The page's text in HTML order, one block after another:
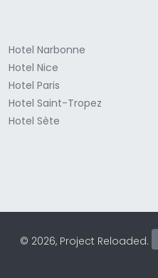
Hotel Narbonne
Hotel Nice
Hotel Paris
Hotel Saint-Tropez
Hotel Sète
© 2026, Project Reloaded.